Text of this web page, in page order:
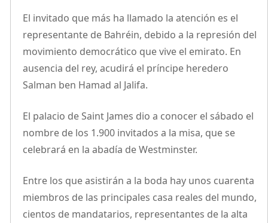
El invitado que más ha llamado la atención es el
representante de Bahréin, debido a la represión del
movimiento democrático que vive el emirato. En
ausencia del rey, acudirá el príncipe heredero
Salman ben Hamad al Jalifa.
El palacio de Saint James dio a conocer el sábado el
nombre de los 1.900 invitados a la misa, que se
celebrará en la abadía de Westminster.
Entre los que asistirán a la boda hay unos cuarenta
miembros de las principales casa reales del mundo,
cientos de mandatarios, representantes de la alta